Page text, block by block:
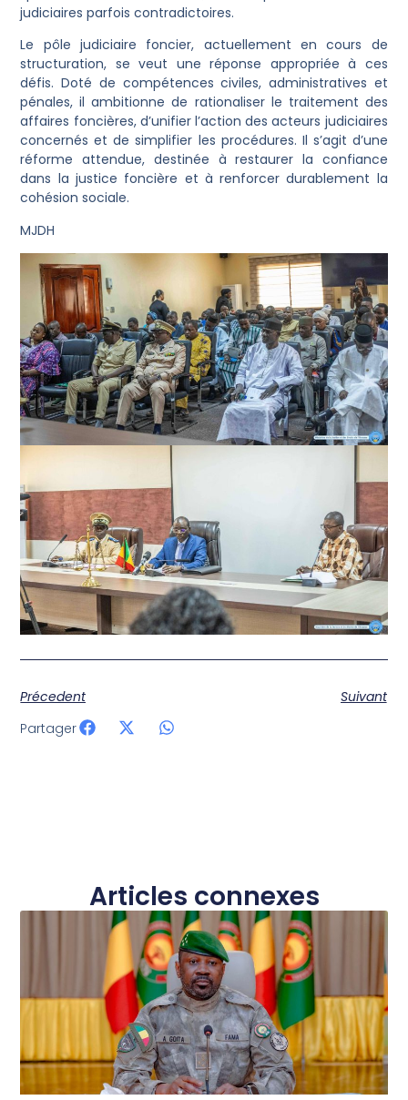
judiciaires parfois contradictoires.
Le pôle judiciaire foncier, actuellement en cours de
structuration, se veut une réponse appropriée à ces
défis. Doté de compétences civiles, administratives et
pénales, il ambitionne de rationaliser le traitement des
affaires foncières, d’unifier l’action des acteurs judiciaires
concernés et de simplifier les procédures. Il s’agit d’une
réforme attendue, destinée à restaurer la confiance
dans la justice foncière et à renforcer durablement la
cohésion sociale.
MJDH
Précedent
Suivant
Partager
Articles connexes